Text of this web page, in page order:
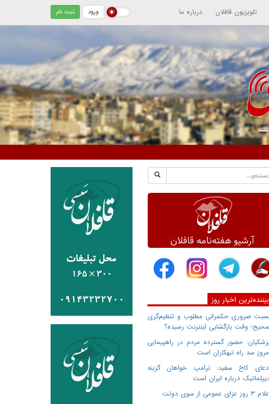
ورود ثبت نام تلویزیون قافلان درباره ما
اخبار روز
ضروری حکمرانی مطلوب و تنظیم‌گری
وقت بازگشایی اینترنت رسیده؟
حضور گسترده مردم در راهپیمایی
سد راه تبهکاران است
کاخ سفید: ترامپ خواهان گزینه
درباره ایران است
روز عزای عمومی از سوی دولت